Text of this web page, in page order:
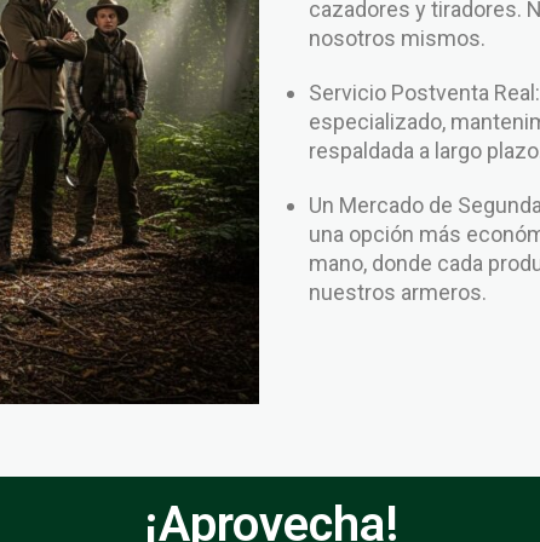
cazadores y tiradores.
nosotros mismos.
Servicio Postventa
especializado,
respaldada a largo
Un Mercado de
una opción más
mano, donde cada
nuestros armeros.
¡Aprovecha!